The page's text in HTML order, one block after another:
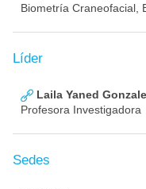
Biometría Craneofacial,
Líder
Laila Yaned
Profesora Investigadora
Sedes